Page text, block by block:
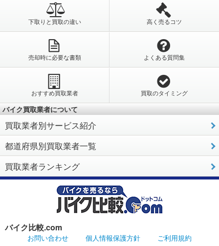
下取りと買取の違い 高く売るコツ
売却時に必要な書類 よくある質問集
おすすめ買取業者 買取のタイミング
バイク買取業者について
買取業者別サービス紹介
都道府県別買取業者一覧
買取業者ランキング
バイク比較.com
お問い合わせ 個人情報保護方針
ご利用規約